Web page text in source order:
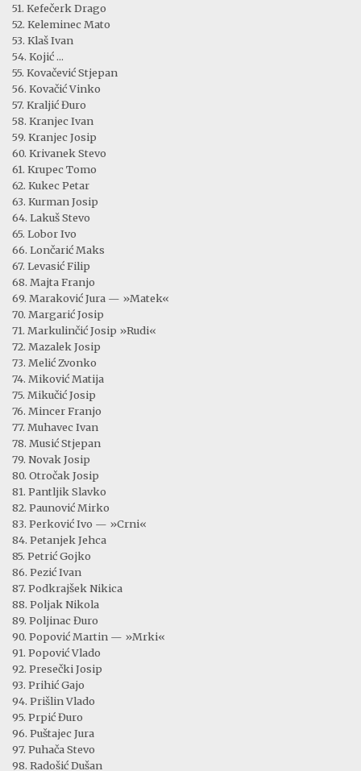
51. Kefečerk Drago
52. Keleminec Mato
53. Klaš Ivan
54. Kojić ...
55. Kovačević Stjepan
56. Kovačić Vinko
57. Kraljić Đuro
58. Kranjec Ivan
59. Kranjec Josip
60. Krivanek Stevo
61. Krupec Tomo
62. Kukec Petar
63. Kurman Josip
64. Lakuš Stevo
65. Lobor Ivo
66. Lončarić Maks
67. Levasić Filip
68. Majta Franjo
69. Maraković Jura — »Matek«
70. Margarić Josip
71. Markulinčić Josip »Rudi«
72. Mazalek Josip
73. Melić Zvonko
74. Miković Matija
75. Mikučić Josip
76. Mincer Franjo
77. Muhavec Ivan
78. Musić Stjepan
79. Novak Josip
80. Otročak Josip
81. Pantljik Slavko
82. Paunović Mirko
83. Perković Ivo — »Crni«
84. Petanjek Jehca
85. Petrić Gojko
86. Pezić Ivan
87. Podkrajšek Nikica
88. Poljak Nikola
89. Poljinac Đuro
90. Popović Martin — »Mrki«
91. Popović Vlado
92. Presečki Josip
93. Prihić Gajo
94. Prišlin Vlado
95. Prpić Đuro
96. Puštajec Jura
97. Puhača Stevo
98. Radošić Dušan